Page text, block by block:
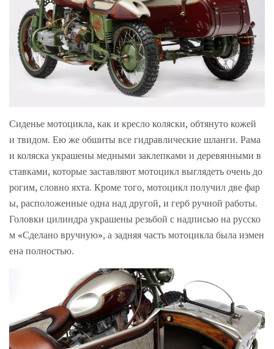
Сиденье мотоцикла, как и кресло коляски, обтянуто кожей
и твидом. Ею же обшиты все гидравлические шланги. Рама
и коляска украшены медными заклепками и деревянными в
ставками, которые заставляют мотоцикл выглядеть очень до
рогим, словно яхта. Кроме того, мотоцикл получил две фар
ы, расположенные одна над другой, и герб ручной работы.
Головки цилиндра украшены резьбой с надписью на русско
м «Сделано вручную», а задняя часть мотоцикла была измен
ена полностью.